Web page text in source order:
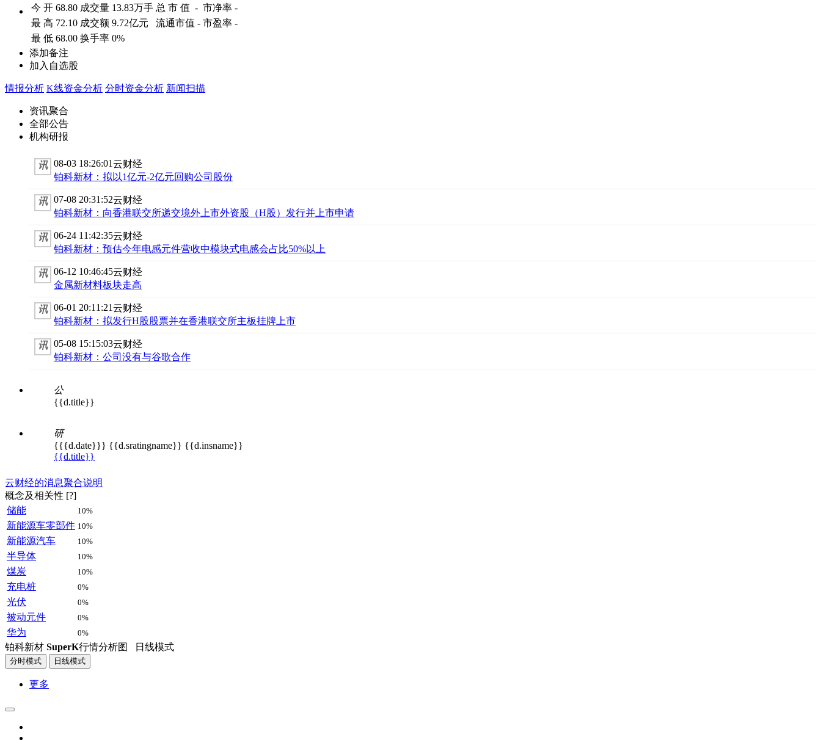
今 开 68.80 成交量 13.83万手 总 市 值 - 市净率 -
最 高 72.10 成交额 9.72亿元 流通市值 - 市盈率 -
最 低 68.00 换手率 0%
添加备注
加入自选股
情报分析 K线资金分析 分时资金分析 新闻扫描
资讯聚合
全部公告
机构研报
讯 08-03 18:26:01云财经
铂科新材：拟以1亿元-2亿元回购公司股份
讯 07-08 20:31:52云财经
铂科新材：向香港联交所递交境外上市外资股（H股）发行并上市申请
讯 06-24 11:42:35云财经
铂科新材：预估今年电感元件营收中模块式电感会占比50%以上
讯 06-12 10:46:45云财经
金属新材料板块走高
讯 06-01 20:11:21云财经
铂科新材：拟发行H股股票并在香港联交所主板挂牌上市
讯 05-08 15:15:03云财经
铂科新材：公司没有与谷歌合作
公
{{d.title}}
研
{{{d.date}}} {{d.sratingname}} {{d.insname}}
{{d.title}}
云财经的消息聚合说明
概念及相关性 [?]
储能
10%
新能源车零部件 10%
新能源汽车 10%
半导体 10%
煤炭 10%
充电桩 0%
光伏 0%
被动元件 0%
华为 0%
铂科新材 SuperK行情分析图 日线模式
分时模式 日线模式
更多